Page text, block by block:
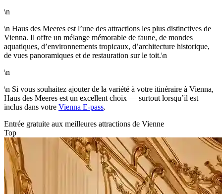
\n
\n Haus des Meeres est l’une des attractions les plus distinctives de
Vienna. Il offre un mélange mémorable de faune, de mondes
aquatiques, d’environnements tropicaux, d’architecture historique,
de vues panoramiques et de restauration sur le toit.\n
\n
\n Si vous souhaitez ajouter de la variété à votre itinéraire à Vienna,
Haus des Meeres est un excellent choix — surtout lorsqu’il est
inclus dans votre Vienna E-pass.
Entrée gratuite aux meilleures attractions de Vienne
Top